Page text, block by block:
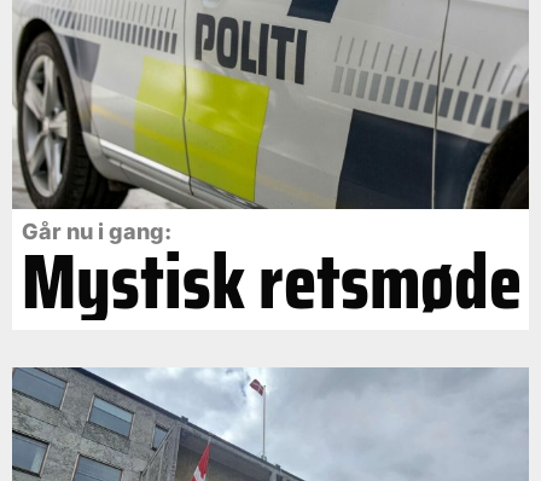
Går nu i gang:
Mystisk retsmøde